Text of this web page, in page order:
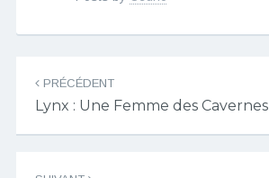
Navigation
des
articles
PRÉCÉDENT
Lynx : Une Femme des Cavernes